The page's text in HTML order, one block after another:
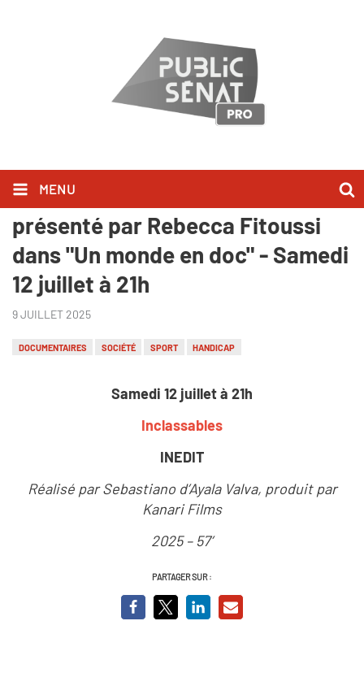
MENU
"Inclassables", suivi d'un débat
présenté par Rebecca Fitoussi
dans "Un monde en doc" - Samedi
12 juillet à 21h
9 JUILLET 2025
DOCUMENTAIRES SOCIÉTÉ SPORT HANDICAP
Samedi 12 juillet à 21h
Inclassables
INEDIT
Réalisé par Sebastiano d’Ayala Valva, produit par
Kanari Films
2025 – 57’
PARTAGER SUR :